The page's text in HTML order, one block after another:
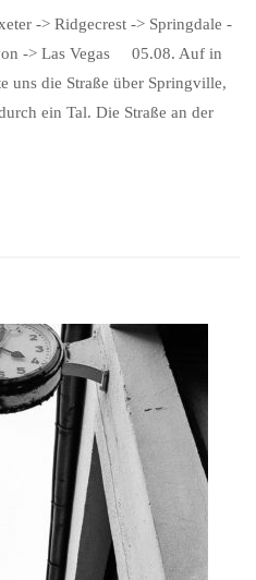
-> Ridgecrest -> Springdale -
-> Las Vegas 05.08. Auf in
uns die Straße über Springville,
ein Tal. Die Straße an der